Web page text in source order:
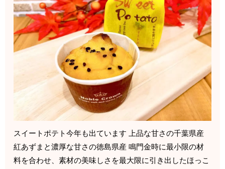
スイートポテト今年も出ています 上品な甘さの千葉県産
紅あずまと濃厚な甘さの徳島県産 鳴門金時に最小限の材
料を合わせ、素材の美味しさを最大限に引き出したほっこ